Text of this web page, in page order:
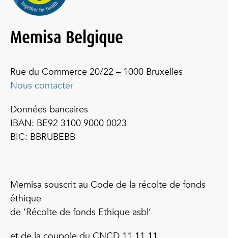
Memisa Belgique
Rue du Commerce 20/22 – 1000 Bruxelles
Nous contacter
Données bancaires
IBAN: BE92 3100 9000 0023
BIC: BBRUBEBB
Memisa souscrit au Code de la récolte de fonds
éthique
de ‘Récolte de fonds Ethique asbl’